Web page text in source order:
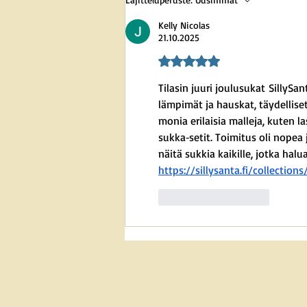
Kelly Nicolas
21.10.2025
Arvostelun tähtimäärä: 5/5
Tilasin juuri joulusukat
lämpimät ja hauskat,
monia erilaisia malleja, kuten
sukka‑setit. Toimitus oli
näitä sukkia kaikille, jotka
https://sillysanta.fi/